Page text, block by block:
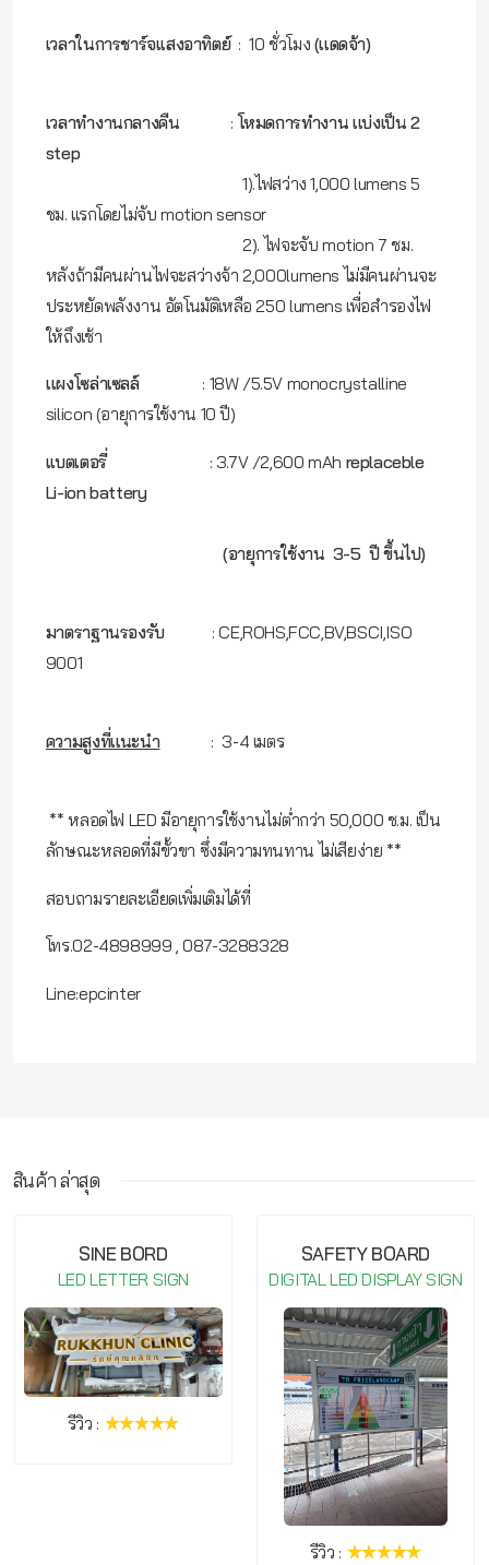
เวลาในการชาร์จเเสงอาทิตย์: 10 ชั่วโมง (เเดดจ้า)
เวลาทำงานกลางคืน :โหมดการทำงาน แบ่งเป็น 2
step
1).ไฟสว่าง 1,000 lumens 5
ชม. แรกโดยไม่จับ motion sensor
2). ไฟจะจับ motion 7 ชม.
หลังถ้ามีคนผ่านไฟจะสว่างจ้า 2,000lumens ไม่มีคนผ่านจะ
ประหยัดพลังงาน อัตโนมัติเหลือ 250 lumens เพื่อสำรองไฟ
ให้ถึงเช้า
แผงโซล่าเซลล์: 18W /5.5V monocrystalline
silicon (อายุการใช้งาน 10 ปี)
เเบตเตอรี่: 3.7V /2,600 mAh replaceble
Li-ion battery
(อายุการใช้งาน 3-5 ปี ขึ้นไป)
มาตราฐานรองรับ: CE,ROHS,FCC,BV,BSCI,ISO
9001
ความสูงที่แนะนำ: 3-4 เมตร
** หลอดไฟ LED มีอายุการใช้งานไม่ต่ำกว่า 50,000 ช.ม. เป็น
ลักษณะหลอดที่มีขั้วขา ซึ่งมีความทนทาน ไม่เสียง่าย **
สอบถามรายละเอียดเพิ่มเติมได้ที่
โทร.02-4898999 , 087-3288328
Line:epcinter
สินค้า ล่าสุด
SINE BORD
LED LETTER SIGN
รีวิว :
SAFETY BOARD
DIGITAL LED DISPLAY SIGN
รีวิว :